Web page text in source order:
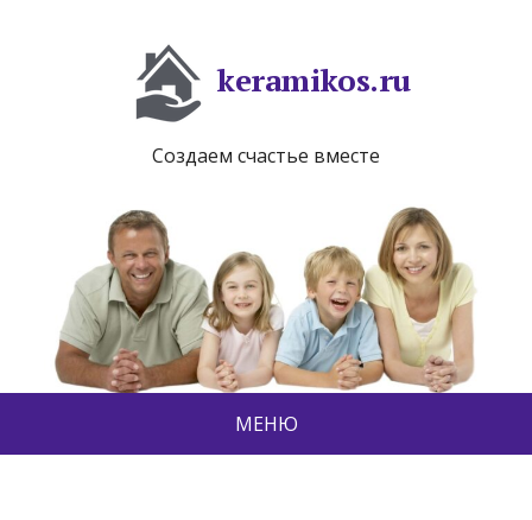
keramikos.ru
Создаем счастье вместе
МЕНЮ